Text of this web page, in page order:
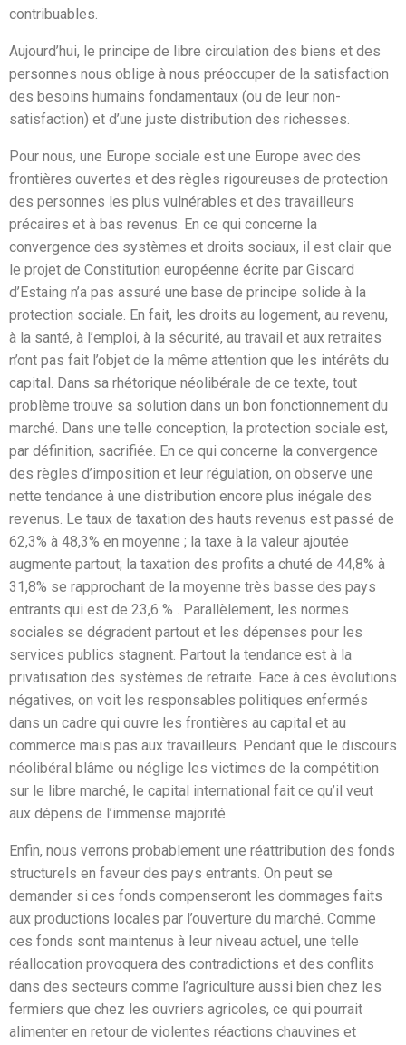
contribuables.
Aujourd’hui, le principe de libre circulation des biens et des
personnes nous oblige à nous préoccuper de la satisfaction
des besoins humains fondamentaux (ou de leur non-
satisfaction) et d’une juste distribution des richesses.
Pour nous, une Europe sociale est une Europe avec des
frontières ouvertes et des règles rigoureuses de protection
des personnes les plus vulnérables et des travailleurs
précaires et à bas revenus. En ce qui concerne la
convergence des systèmes et droits sociaux, il est clair que
le projet de Constitution européenne écrite par Giscard
d’Estaing n’a pas assuré une base de principe solide à la
protection sociale. En fait, les droits au logement, au revenu,
à la santé, à l’emploi, à la sécurité, au travail et aux retraites
n’ont pas fait l’objet de la même attention que les intérêts du
capital. Dans sa rhétorique néolibérale de ce texte, tout
problème trouve sa solution dans un bon fonctionnement du
marché. Dans une telle conception, la protection sociale est,
par définition, sacrifiée. En ce qui concerne la convergence
des règles d’imposition et leur régulation, on observe une
nette tendance à une distribution encore plus inégale des
revenus. Le taux de taxation des hauts revenus est passé de
62,3% à 48,3% en moyenne ; la taxe à la valeur ajoutée
augmente partout; la taxation des profits a chuté de 44,8% à
31,8% se rapprochant de la moyenne très basse des pays
entrants qui est de 23,6 % . Parallèlement, les normes
sociales se dégradent partout et les dépenses pour les
services publics stagnent. Partout la tendance est à la
privatisation des systèmes de retraite. Face à ces évolutions
négatives, on voit les responsables politiques enfermés
dans un cadre qui ouvre les frontières au capital et au
commerce mais pas aux travailleurs. Pendant que le discours
néolibéral blâme ou néglige les victimes de la compétition
sur le libre marché, le capital international fait ce qu’il veut
aux dépens de l’immense majorité.
Enfin, nous verrons probablement une réattribution des fonds
structurels en faveur des pays entrants. On peut se
demander si ces fonds compenseront les dommages faits
aux productions locales par l’ouverture du marché. Comme
ces fonds sont maintenus à leur niveau actuel, une telle
réallocation provoquera des contradictions et des conflits
dans des secteurs comme l’agriculture aussi bien chez les
fermiers que chez les ouvriers agricoles, ce qui pourrait
alimenter en retour de violentes réactions chauvines et